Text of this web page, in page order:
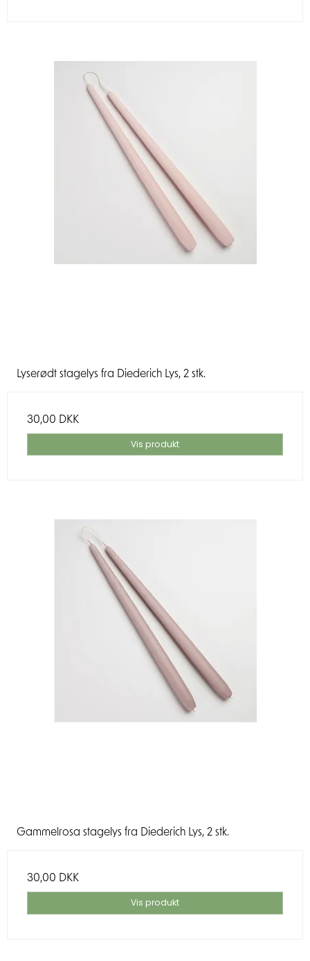
Lyserødt stagelys fra Diederich Lys, 2 stk.
30,00 DKK
Vis produkt
Gammelrosa stagelys fra Diederich Lys, 2 stk.
30,00 DKK
Vis produkt